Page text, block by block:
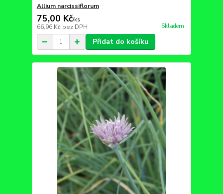
Allium narcissiflorum
75,00 Kč/ks
66,96 Kč bez DPH Skladem
Přidat do košíku